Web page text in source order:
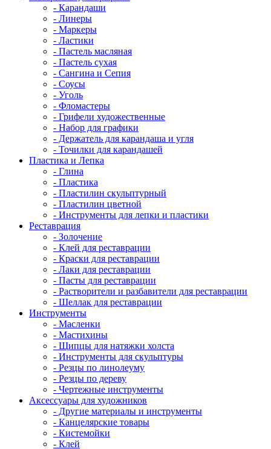
- Карандаши
- Линеры
- Маркеры
- Ластики
- Пастель масляная
- Пастель сухая
- Сангина и Сепия
- Соусы
- Уголь
- Фломастеры
- Грифели художественные
- Набор для графики
- Держатель для карандаша и угля
- Точилки для карандашей
Пластика и Лепка
- Глина
- Пластика
- Пластилин скульптурный
- Пластилин цветной
- Инструменты для лепки и пластики
Реставрация
- Золочение
- Клей для реставрации
- Краски для реставрации
- Лаки для реставрации
- Пасты для реставрации
- Растворители и разбавители для реставрации
- Шеллак для реставрации
Инструменты
- Масленки
- Мастихины
- Щипцы для натяжки холста
- Инструменты для скульптуры
- Резцы по линолеуму
- Резцы по дереву
- Чертежные инструменты
Аксессуары для художников
- Другие материалы и инструменты
- Канцелярские товары
- Кистемойки
- Клей